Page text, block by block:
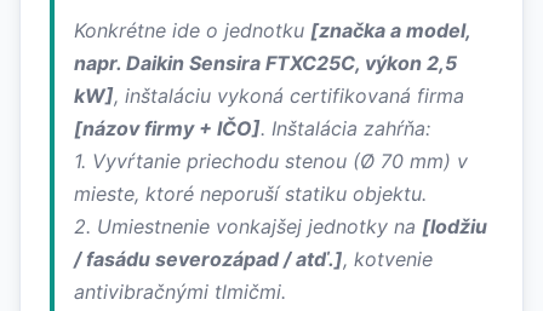
Konkrétne ide o jednotku [značka a model,
napr. Daikin Sensira FTXC25C, výkon 2,5
kW], inštaláciu vykoná certifikovaná firma
[názov firmy + IČO]. Inštalácia zahŕňa:
1. Vyvŕtanie priechodu stenou (Ø 70 mm) v
mieste, ktoré neporuší statiku objektu.
2. Umiestnenie vonkajšej jednotky na [lodžiu
/ fasádu severozápad / atď.], kotvenie
antivibračnými tlmičmi.